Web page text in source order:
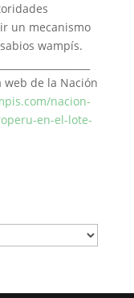
un mecanismo
wampís.
de la Nación
nacion-
en-el-lote-